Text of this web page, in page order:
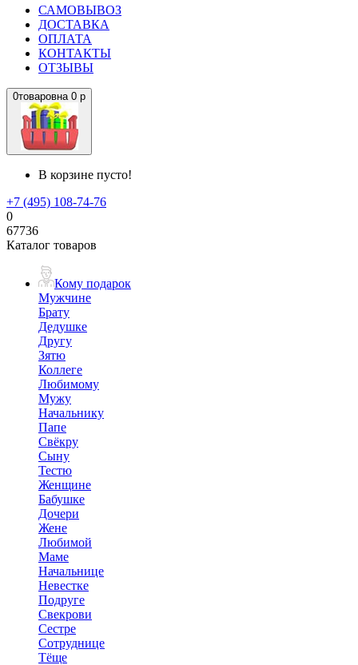
САМОВЫВОЗ
ДОСТАВКА
ОПЛАТА
КОНТАКТЫ
ОТЗЫВЫ
0товаровна 0 р
В корзине пусто!
+7 (495) 108-74-76
0
67736
Каталог товаров
Кому подарок
Мужчине
Брату
Дедушке
Другу
Зятю
Коллеге
Любимому
Мужу
Начальнику
Папе
Свёкру
Сыну
Тестю
Женщине
Бабушке
Дочери
Жене
Любимой
Маме
Начальнице
Невестке
Подруге
Свекрови
Сестре
Сотруднице
Тёще